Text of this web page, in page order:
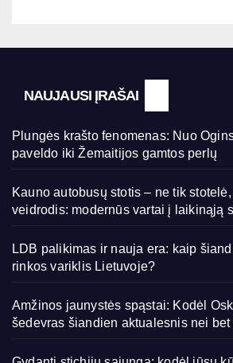
NAUJAUSI ĮRAŠAI
Plungės krašto fenomenas: Nuo
paveldo iki Žemaitijos gamtos perlų
Kauno autobusų stotis – ne tik
veidrodis: modernūs vartai į laikinąją
LDB palikimas ir nauja era: kaip
rinkos variklis Lietuvoje?
Amžinos jaunystės spąstai: Kodėl
šedevras šiandien aktualesnis nei bet